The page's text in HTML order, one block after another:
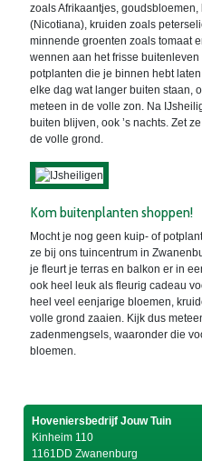
zoals Afrikaantjes,
(Nicotiana), kruiden zoals
minnende groenten zoals tomaat
wennen aan het frisse
potplanten die je binnen hebt
elke dag wat langer buiten staan,
meteen in de volle zon. Na
buiten blijven, ook ’s nachts. Zet
de volle grond.
Kom buitenplanten shoppen!
Mocht je nog geen kuip- of
ze bij ons tuincentrum in
je fleurt je terras en balkon er in
ook heel leuk als fleurig cadeau
heel veel eenjarige bloemen,
volle grond zaaien. Kijk dus
zadenmengsels, waaronder die
bloemen.
Hoveniersbedrijf Jouw Tuin
Kinheim 110
1161DD Zwanenburg